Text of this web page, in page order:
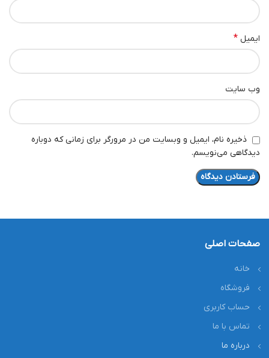
ایمیل *
وب‌ سایت
ذخیره نام، ایمیل و وبسایت من در مرورگر برای زمانی که دوباره
دیدگاهی می‌نویسم.
صفحات اصلی
خانه
فروشگاه
حساب کاربری
تماس با ما
درباره ما